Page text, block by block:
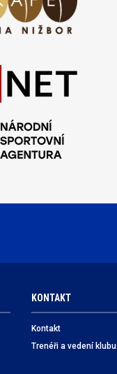
KONTAKT
Kontakt
Trenéři a vedení klubu